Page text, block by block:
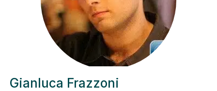
Gianluca Frazzoni